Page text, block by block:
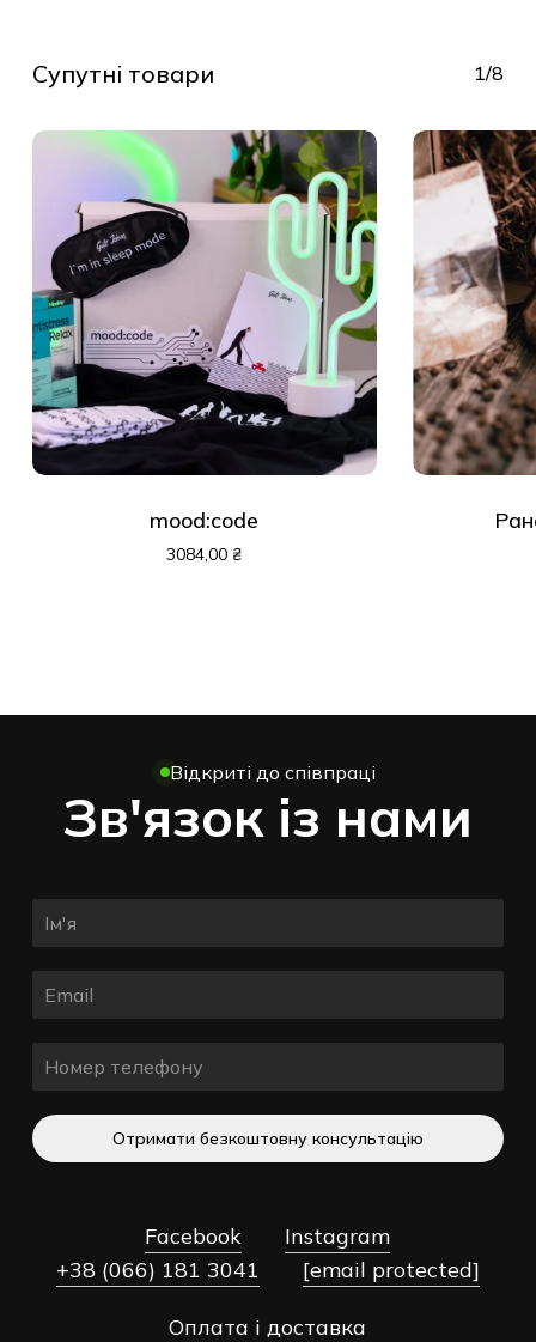
Супутні товари 1/8
mood:code
3084,00 ₴
Відкриті до співпраці
Зв'язок із нами
Отримати безкоштовну консультацію
Facebook
Instagram
+38 (066) 181 3041
[email protected]
Оплата і доставка